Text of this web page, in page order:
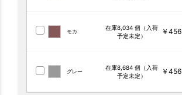
モカ
在庫8,034 個（入荷
予定未定）
￥456
グレー
在庫8,684 個（入荷
予定未定）
￥456